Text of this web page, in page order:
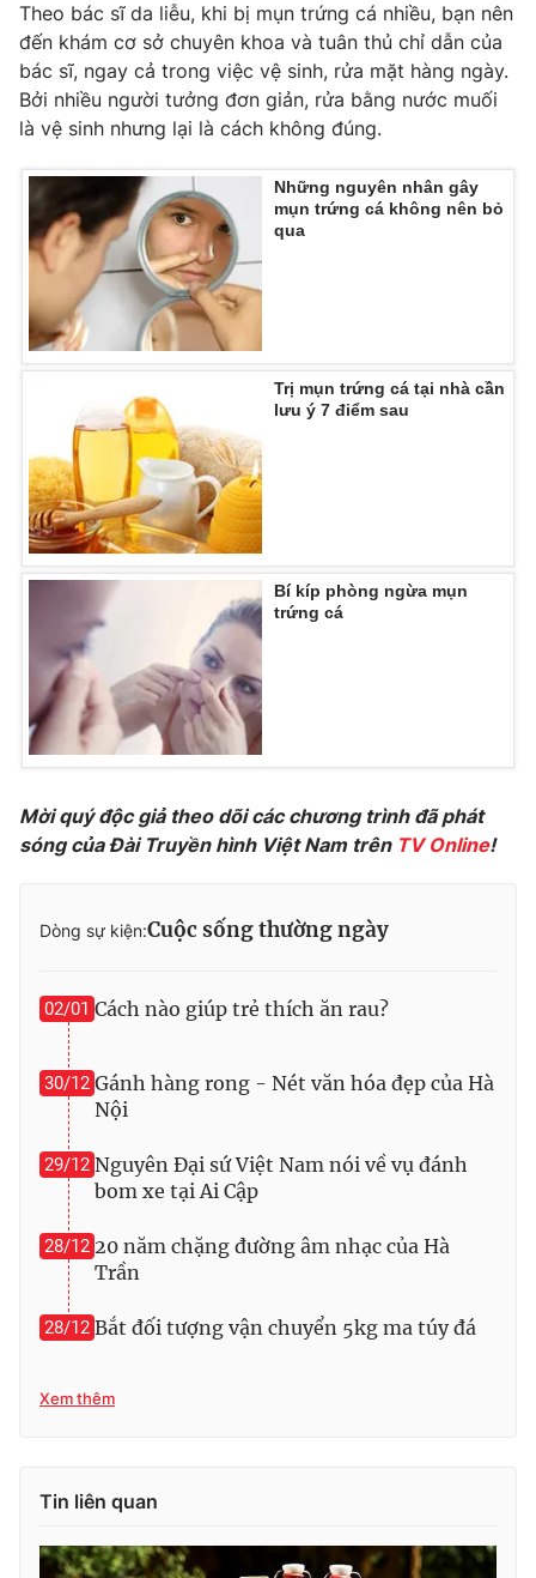
Hậu trường
Nhân vật
Khán giả
Giải sao mai
Điện ảnh
Âm nhạc
Sao
Đời sống
Du lịch
Chất lượng cuộc sống
Giáo dục
Tuyển sinh
Học trực tuyến
Công nghệ
Hitech Công nghệ tương lai
Sản phẩm
Thị trường
Giao lưu trực tuyến
Lịch phát sóng
Chuyên mục khác
Emagazine Podcast
Photo Infographic
Shorts video
VTV Money VTV Thể thao
VTV Sức khoẻ Bất động sản
Thị trường 24h Tấm lòng Việt
Liên hệ tòa soạn
THỜI BÁO VTV
Theo dõi báo trên
Cơ quan chủ quản:Đài Truyền hình Việt Nam
Giấy phép hoạt động báo in và báo điện tử số 483/GP-BTTTT
Phó Tổng Biên tập:
Tổng đài VTV:024.38 355 931 - 024.38 355 932
Theo bác sĩ da liễu, khi bị mụn trứng cá nhiều, bạn nên
đến khám cơ sở chuyên khoa và tuân thủ chỉ dẫn của
bác sĩ, ngay cả trong việc vệ sinh, rửa mặt hàng ngày.
Bởi nhiều người tưởng đơn giản, rửa bằng nước muối
là vệ sinh nhưng lại là cách không đúng.
Những nguyên nhân gây
mụn trứng cá không nên bỏ
qua
Trị mụn trứng cá tại nhà cần
lưu ý 7 điểm sau
Bí kíp phòng ngừa mụn
trứng cá
Mời quý độc giả theo dõi các chương trình đã phát
sóng của Đài Truyền hình Việt Nam trên TV Online!
Dòng sự kiện:Cuộc sống thường ngày
02/01 Cách nào giúp trẻ thích ăn rau?
30/12 Gánh hàng rong - Nét văn hóa đẹp của Hà
Nội
29/12 Nguyên Đại sứ Việt Nam nói về vụ đánh
bom xe tại Ai Cập
28/12 20 năm chặng đường âm nhạc của Hà
Trần
28/12 Bắt đối tượng vận chuyển 5kg ma túy đá
Xem thêm
Tin liên quan